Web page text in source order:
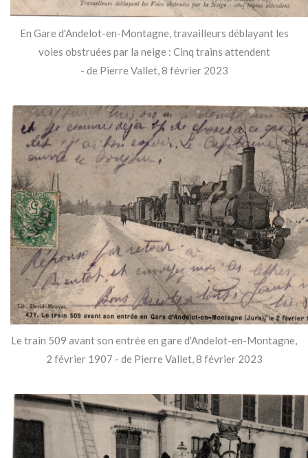
En Gare d'Andelot-en-Montagne, travailleurs déblayant les
voies obstruées par la neige : Cinq trains attendent
- de Pierre Vallet, 8 février 2023
Le train 509 avant son entrée en gare d'Andelot-en-Montagne,
2 février 1907 - de Pierre Vallet, 8 février 2023